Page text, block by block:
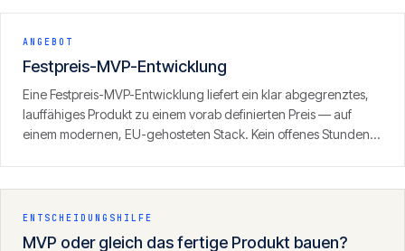
Umsatz erzeugen kann.
ANGEBOT
Festpreis-MVP-Entwicklung
Eine Festpreis-MVP-Entwicklung liefert ein klar abgegrenztes,
lauffähiges Produkt zu einem vorab definierten Preis — auf
einem modernen, EU-gehosteten Stack. Kein offenes Stunden-
ENTSCHEIDUNGSHILFE
MVP oder gleich das fertige Produkt bauen?